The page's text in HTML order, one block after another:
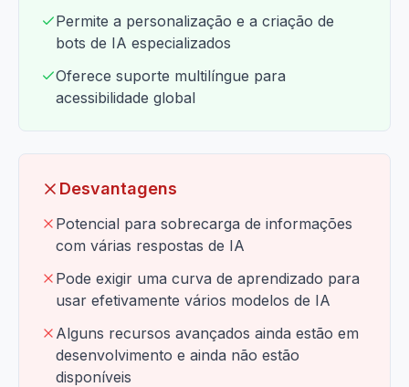
Permite a personalização e a criação de
bots de IA especializados
Oferece suporte multilíngue para
acessibilidade global
Desvantagens
Potencial para sobrecarga de informações
com várias respostas de IA
Pode exigir uma curva de aprendizado para
usar efetivamente vários modelos de IA
Alguns recursos avançados ainda estão em
desenvolvimento e ainda não estão
disponíveis